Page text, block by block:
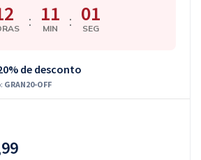
: 11
MIN : 00
SEG
de desconto
GRAN20-OFF